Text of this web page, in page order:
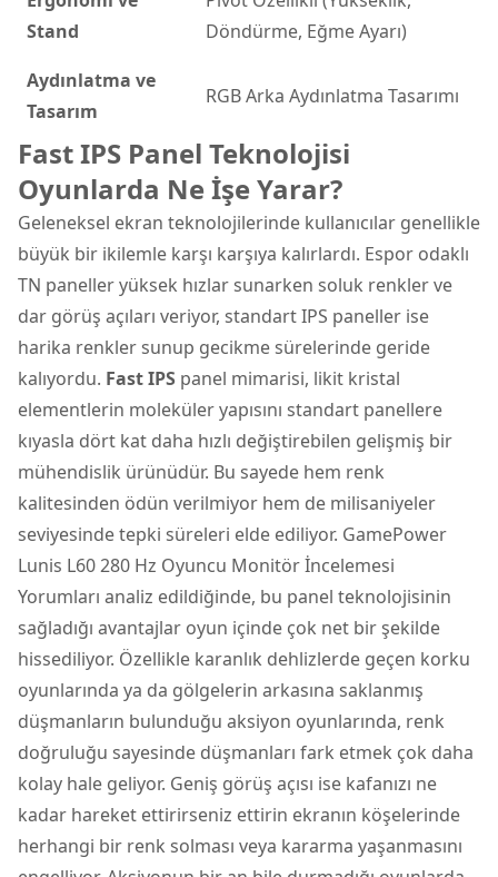
Stand
Döndürme, Eğme Ayarı)
Aydınlatma ve
Tasarım
RGB Arka Aydınlatma Tasarımı
Fast IPS Panel Teknolojisi
Oyunlarda Ne İşe Yarar?
Geleneksel ekran teknolojilerinde kullanıcılar genellikle
büyük bir ikilemle karşı karşıya kalırlardı. Espor odaklı
TN paneller yüksek hızlar sunarken soluk renkler ve
dar görüş açıları veriyor, standart IPS paneller ise
harika renkler sunup gecikme sürelerinde geride
kalıyordu. Fast IPS panel mimarisi, likit kristal
elementlerin moleküler yapısını standart panellere
kıyasla dört kat daha hızlı değiştirebilen gelişmiş bir
mühendislik ürünüdür. Bu sayede hem renk
kalitesinden ödün verilmiyor hem de milisaniyeler
seviyesinde tepki süreleri elde ediliyor. GamePower
Lunis L60 280 Hz Oyuncu Monitör İncelemesi
Yorumları analiz edildiğinde, bu panel teknolojisinin
sağladığı avantajlar oyun içinde çok net bir şekilde
hissediliyor. Özellikle karanlık dehlizlerde geçen korku
oyunlarında ya da gölgelerin arkasına saklanmış
düşmanların bulunduğu aksiyon oyunlarında, renk
doğruluğu sayesinde düşmanları fark etmek çok daha
kolay hale geliyor. Geniş görüş açısı ise kafanızı ne
kadar hareket ettirirseniz ettirin ekranın köşelerinde
herhangi bir renk solması veya kararma yaşanmasını